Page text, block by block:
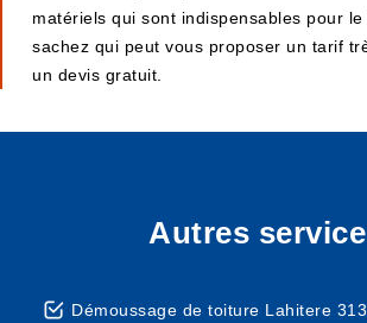
matériels qui sont indispensables pour le
sachez qui peut vous proposer un tarif
un devis gratuit.
Autres
Démoussage de toiture Lahitere